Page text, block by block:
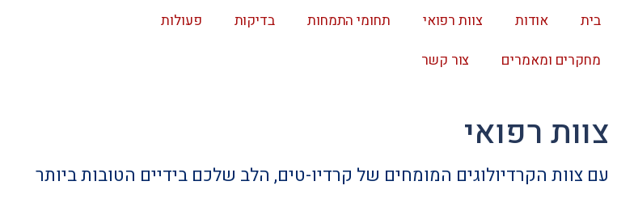
בית אודות צוות רפואי תחומי התמחות בדיקות
פעולות
מחקרים ומאמרים
צור קשר
צוות רפואי
עם צוות הקרדיולוגים המומחים של קרדיו-טים, הלב שלכם בידיים הטובות ביותר